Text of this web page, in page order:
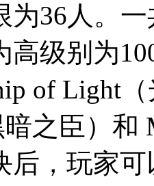
为36人。
高级别为
of Light
暗之臣）和
后，玩家